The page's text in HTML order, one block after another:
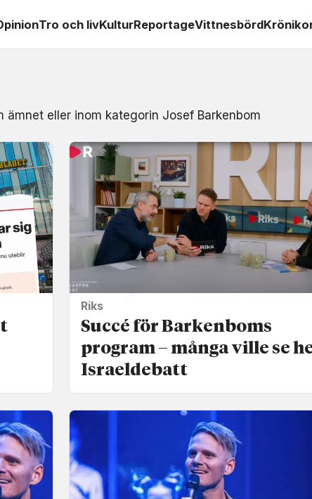
Tro och livKulturReportageVittnesbörd
eller inom kategorin Josef Barkenbom
Riks
Succé för Barkenboms
program – många ville se
Israel­debatt